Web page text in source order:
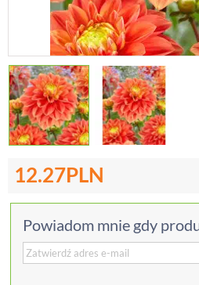
12.27PLN
Powiadom mnie gdy